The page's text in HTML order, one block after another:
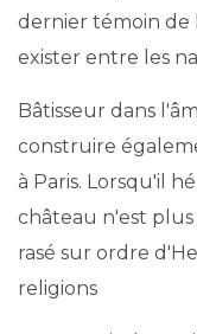
dernier témoin de
exister entre les
Bâtisseur dans
construire
à Paris. Lorsqu'il
château n'est
rasé sur ordre
religions